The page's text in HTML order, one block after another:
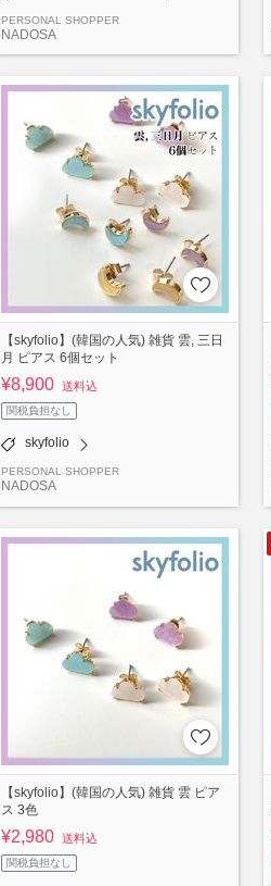
PERSONAL SHOPPER
NADOSA
【skyfolio】(韓国の人気) 雑貨 雲, 三日
月 ピアス 6個セット
¥8,900 送料込
関税負担なし
skyfolio
PERSONAL SHOPPER
NADOSA
【skyfolio】(韓国の人気) 雑貨 雲 ピア
ス 3色
¥2,980 送料込
関税負担なし